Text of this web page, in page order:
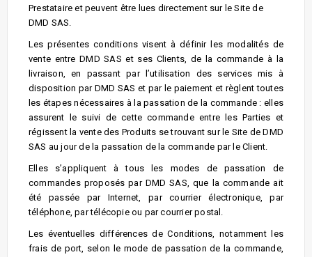
Prestataire et peuvent être lues directement sur le Site de
DMD SAS.
Les présentes conditions visent à définir les modalités de
vente entre DMD SAS et ses Clients, de la commande à la
livraison, en passant par l’utilisation des services mis à
disposition par DMD SAS et par le paiement et règlent toutes
les étapes nécessaires à la passation de la commande : elles
assurent le suivi de cette commande entre les Parties et
régissent la vente des Produits se trouvant sur le Site de DMD
SAS au jour de la passation de la commande par le Client.
Elles s’appliquent à tous les modes de passation de
commandes proposés par DMD SAS, que la commande ait
été passée par Internet, par courrier électronique, par
téléphone, par télécopie ou par courrier postal.
Les éventuelles différences de Conditions, notamment les
frais de port, selon le mode de passation de la commande,